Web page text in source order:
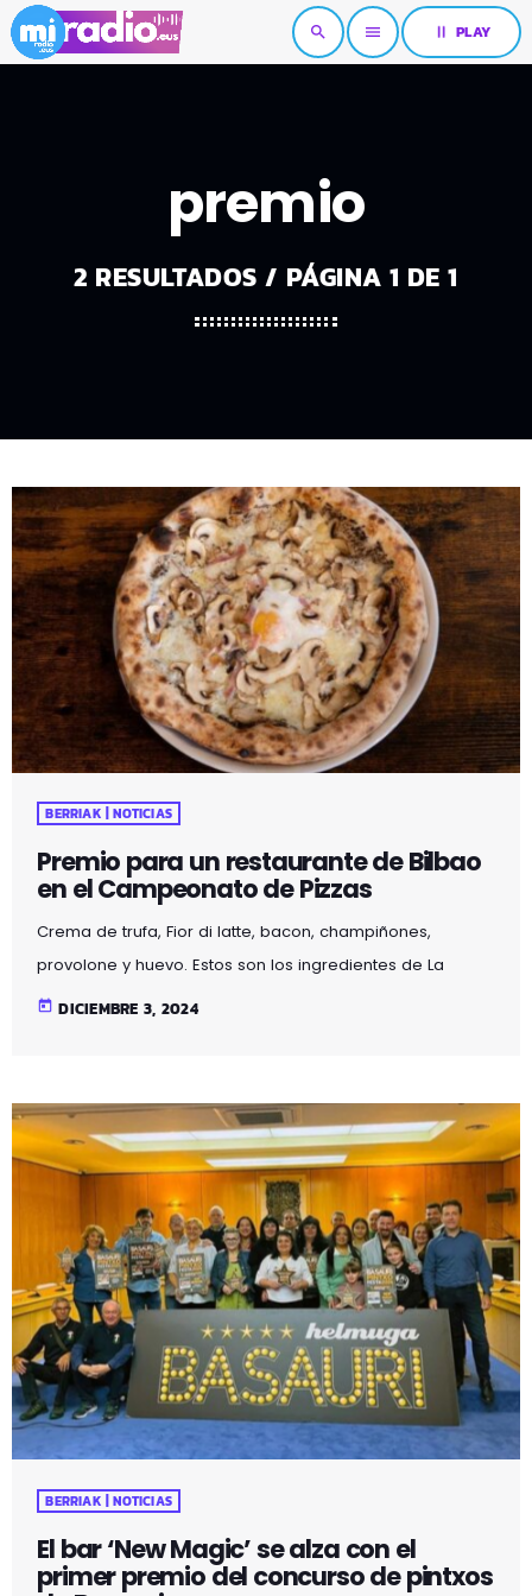
search menu pause PLAY
premio
2 RESULTADOS / PÁGINA 1 DE 1
BERRIAK | NOTICIAS
Premio para un restaurante de Bilbao
en el Campeonato de Pizzas
Crema de trufa, Fior di latte, bacon, champiñones,
provolone y huevo. Estos son los ingredientes de La
Tartufa, la pizza hecha en la Pizzería Formaggi premiada
Pizzas Delivery by Glovo que reconoce a las más
pedidas a domicilio a través de esta […]
today DICIEMBRE 3, 2024
BERRIAK | NOTICIAS
El bar ‘New Magic’ se alza con el
primer premio del concurso de pintxos